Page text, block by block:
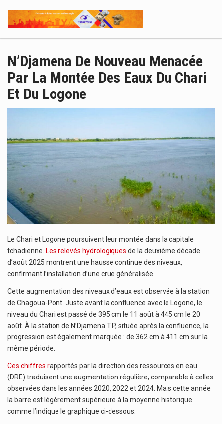
N’Djamena De Nouveau Menacée
Par La Montée Des Eaux Du Chari
Et Du Logone
Le Chari et Logone poursuivent leur montée dans la capitale
tchadienne. Les relevés hydrologiques de la deuxième décade
d’août 2025 montrent une hausse continue des niveaux,
confirmant l’installation d’une crue généralisée.
Cette augmentation des niveaux d’eaux est observée à la station
de Chagoua-Pont. Juste avant la confluence avec le Logone, le
niveau du Chari est passé de 395 cm le 11 août à 445 cm le 20
août. À la station de N’Djamena T.P, située après la confluence, la
progression est également marquée : de 362 cm à 411 cm sur la
même période.
Ces chiffres rapportés par la direction des ressources en eau
(DRE) traduisent une augmentation régulière, comparable à celles
observées dans les années 2020, 2022 et 2024. Mais cette année
la barre est légèrement supérieure à la moyenne historique
comme l’indique le graphique ci-dessous.